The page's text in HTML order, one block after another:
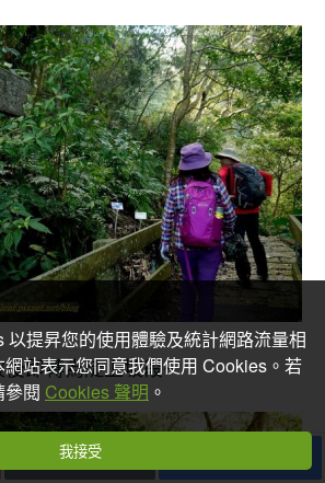
即轉為陡上坡段~
下一篇
以提昇您的使用體驗及統計網路流量相
站表示您同意我們使用 Cookies。若
閱 Cookies 聲明 。
我接受